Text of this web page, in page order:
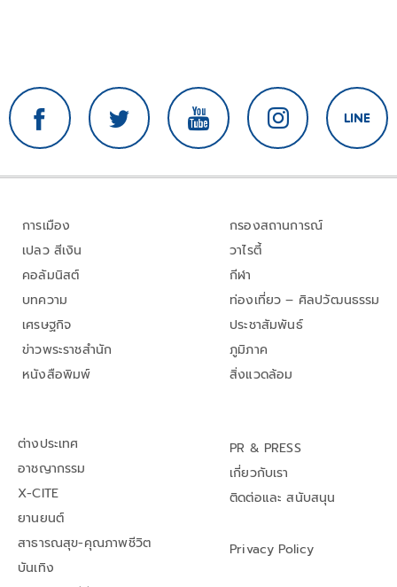
การเมือง
เปลว สีเงิน
คอลัมนิสต์
บทความ
เศรษฐกิจ
ข่าวพระราชสำนัก
หนังสือพิมพ์
กรองสถานการณ์
วาไรตี้
กีฬา
ท่องเที่ยว – ศิลปวัฒนธรรม
ประชาสัมพันธ์
ภูมิภาค
สิ่งแวดล้อม
ต่างประเทศ
อาชญากรรม
X-CITE
ยานยนต์
สาธารณสุข-คุณภาพชีวิต
บันเทิง
PR & PRESS
เกี่ยวกับเรา
ติดต่อและ สนับสนุน
Privacy Policy